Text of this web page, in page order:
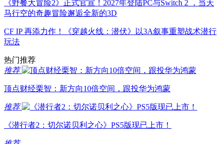
《野餐大冒险2》正式官宣！2027年登陆PC与Switch 2 ，当天
马行空的奇趣冒险邂逅全新的3D
CF IP 再添力作！《穿越火线：潜伏》以3A叙事重塑战术潜行
玩法
热门推荐
推荐
顶点财经栗智：新方向10倍空间，跟投华为鸿蒙
推荐
《潜行者2：切尔诺贝利之心》PS5版现已上市！